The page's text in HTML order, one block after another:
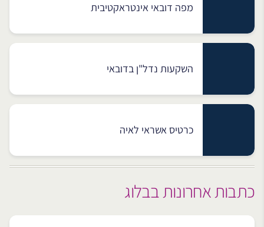
מפה דובאי אינטראקטיבית
השקעות נדל"ן בדובאי
כרטיס אשראי לאיה
כתבות אחרונות בבלוג